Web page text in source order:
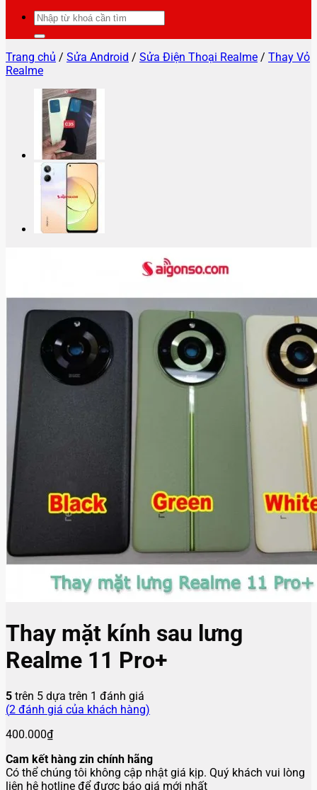
Tìm
kiếm:
Trang chủ / Sửa Android / Sửa Điện Thoại Realme / Thay Vỏ
Realme
Thay mặt kính sau lưng
Realme 11 Pro+
5 trên 5 dựa trên 1 đánh giá
(2 đánh giá của khách hàng)
400.000₫
Cam kết hàng zin chính hãng
Có thể chúng tôi không cập nhật giá kịp. Quý khách vui lòng
liên hệ hotline để được báo giá mới nhất